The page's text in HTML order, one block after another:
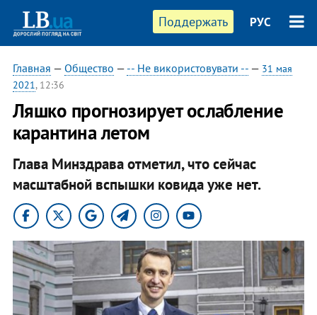
Поддержать РУС
Главная — Общество — -- Не використовувати --— 31 мая
2021, 12:36
Ляшко прогнозирует ослабление
карантина летом
Глава Минздрава отметил, что сейчас
масштабной вспышки ковида уже нет.